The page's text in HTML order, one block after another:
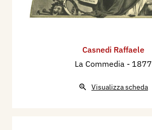
Casnedi Raffaele
La Commedia - 1877
Visualizza scheda